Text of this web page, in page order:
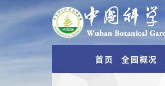
首页 全园概况